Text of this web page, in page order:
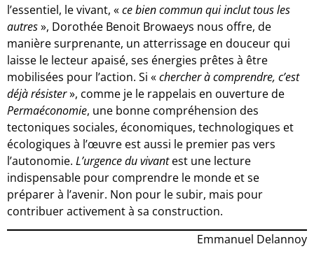
l’essentiel, le vivant, «ce bien commun qui inclut tous les
autres», Dorothée Benoit Browaeys nous offre, de
manière surprenante, un atterrissage en douceur qui
laisse le lecteur apaisé, ses énergies prêtes à être
mobilisées pour l’action. Si «chercher à comprendre, c’est
déjà résister», comme je le rappelais en ouverture de
Permaéconomie, une bonne compréhension des
tectoniques sociales, économiques, technologiques et
écologiques à l’œuvre est aussi le premier pas vers
l’autonomie. L’urgence du vivantest une lecture
indispensable pour comprendre le monde et se
préparer à l’avenir. Non pour le subir, mais pour
contribuer activement à sa construction.
Emmanuel Delannoy